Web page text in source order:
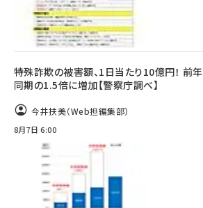
特殊詐欺の被害額、1日当たり10億円！ 前年
同期の1.5倍に増加【警察庁調べ】
今井扶美（Web担編集部）
8月7日 6:00